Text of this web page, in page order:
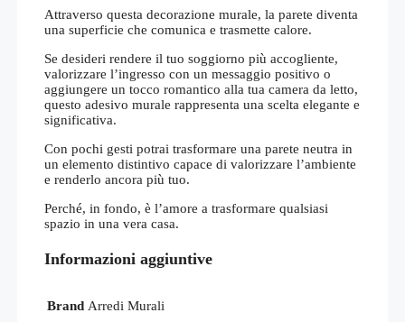
Attraverso questa decorazione murale, la parete diventa
una superficie che comunica e trasmette calore.
Se desideri rendere il tuo soggiorno più accogliente,
valorizzare l’ingresso con un messaggio positivo o
aggiungere un tocco romantico alla tua camera da letto,
questo adesivo murale rappresenta una scelta elegante e
significativa.
Con pochi gesti potrai trasformare una parete neutra in
un elemento distintivo capace di valorizzare l’ambiente
e renderlo ancora più tuo.
Perché, in fondo, è l’amore a trasformare qualsiasi
spazio in una vera casa.
Informazioni aggiuntive
Brand Arredi Murali